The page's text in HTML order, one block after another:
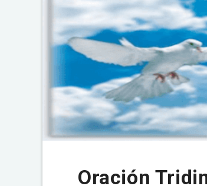
Oración